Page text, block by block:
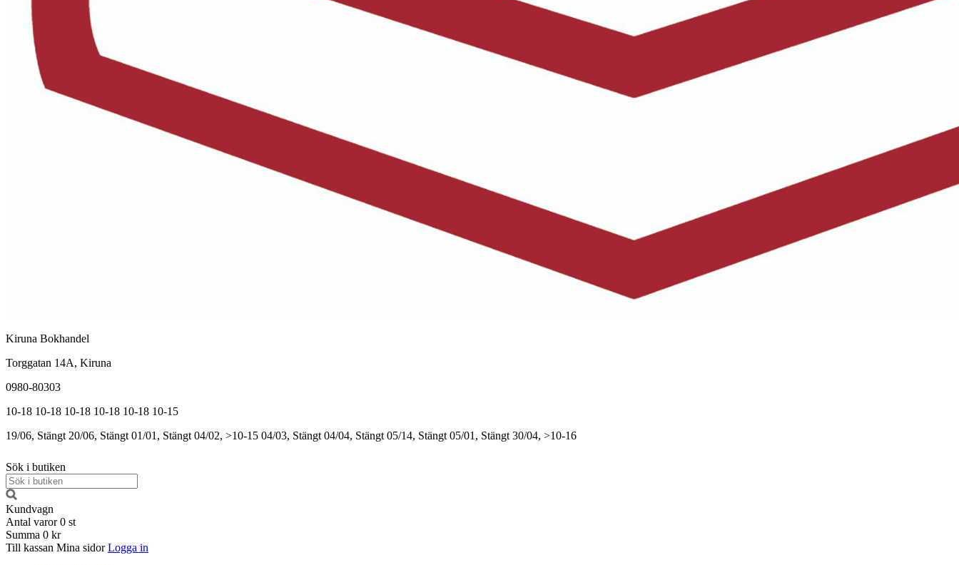
Kiruna Bokhandel
Torggatan 14A, Kiruna
0980-80303
10-18 10-18 10-18 10-18 10-18 10-15
19/06, Stängt 20/06, Stängt 01/01, Stängt 04/02, >10-15 04/03, Stängt 04/04, Stängt 05/14, Stängt 05/01, Stängt 30/04, >10-16
Sök i butiken
Kundvagn
Antal varor 0 st
Summa 0 kr
Till kassan Mina sidor Logga in